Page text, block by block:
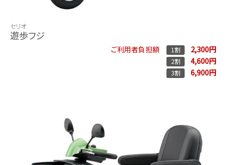
セリオ
遊歩フジ
ご利用者負担額 1割 2,300円
2割 4,600円
3割 6,900円